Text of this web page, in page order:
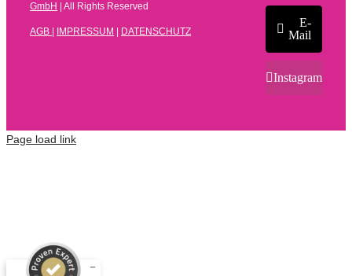
GmbH
| All Rights Reserved
AGB IMPRESSUM DATENSCHUTZ
E-
Mail
Instagram
Page load link
4,66
/
5,00